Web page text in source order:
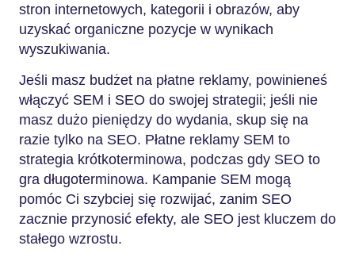
stron internetowych, kategorii i obrazów, aby
uzyskać organiczne pozycje w wynikach
wyszukiwania.
Jeśli masz budżet na płatne reklamy, powinieneś
włączyć SEM i SEO do swojej strategii; jeśli nie
masz dużo pieniędzy do wydania, skup się na
razie tylko na SEO. Płatne reklamy SEM to
strategia krótkoterminowa, podczas gdy SEO to
gra długoterminowa. Kampanie SEM mogą
pomóc Ci szybciej się rozwijać, zanim SEO
zacznie przynosić efekty, ale SEO jest kluczem do
stałego wzrostu.